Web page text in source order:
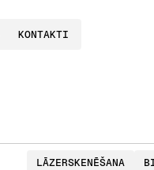
KONTAKTI
LĀZERSKENĒŠANA